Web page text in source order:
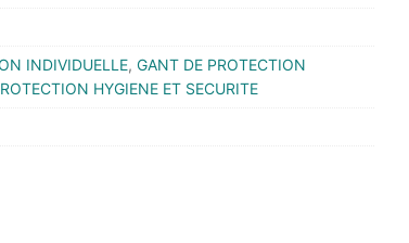
INDIVIDUELLE, GANT DE PROTECTION
HYGIENE ET SECURITE